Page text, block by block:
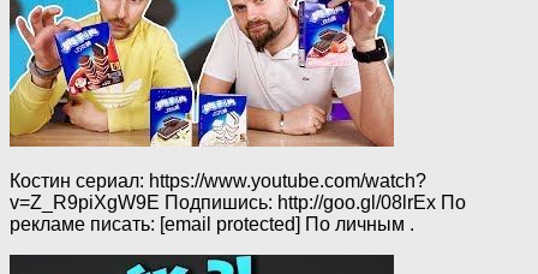
Костин сериал: https://www.youtube.com/watch?
v=Z_R9piXgW9E Подпишись: http://goo.gl/08lrEx По
рекламе писать: [email protected] По личным .